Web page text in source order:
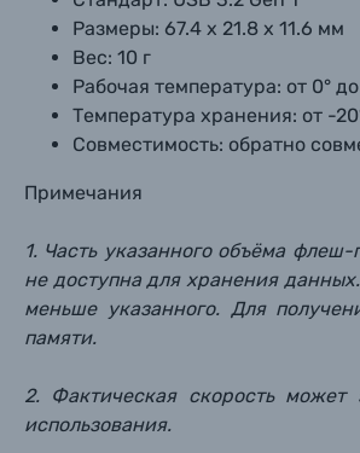
Фоторамки
Фотоальбомы
Книги о фотографии,
Солнцезащитные очки
Б/У фототехника
Уценённые товары
Размеры: 67.4 х 21.8 х 11.6 мм
Вес: 10 г
Рабочая температура: от 0°
Температура хранения: от -
Совместимость: обратно
Примечания
1. Часть указанного объёма
не доступна для хранения
меньше указанного. Для
памяти.
2. Фактическая скорость может
использования.